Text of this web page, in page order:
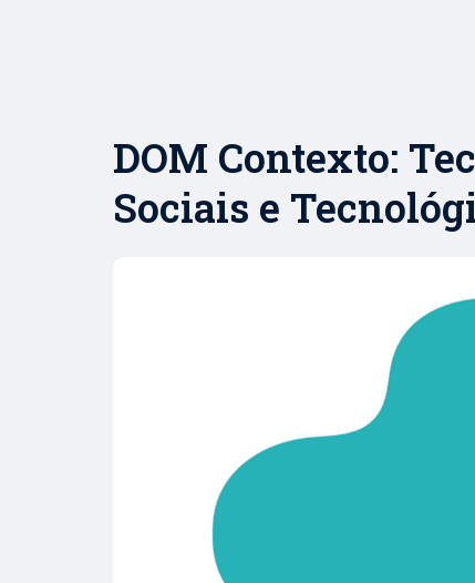
DOM Contexto:
Sociais e